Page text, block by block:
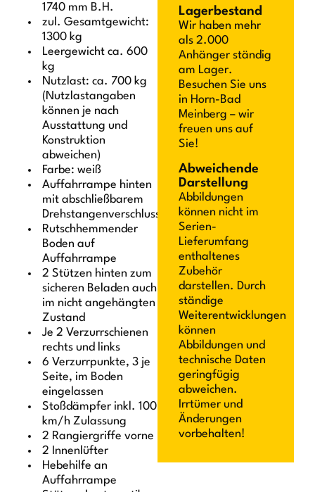
1740 mm B.H.
zul. Gesamtgewicht:
1300 kg
Leergewicht ca. 600
kg
Nutzlast: ca. 700 kg
(Nutzlastangaben
können je nach
Ausstattung und
Konstruktion
abweichen)
Farbe: weiß
Auffahrrampe hinten
mit abschließbarem
Drehstangenverschluss
Rutschhemmender
Boden auf
Auffahrrampe
2 Stützen hinten zum
sicheren Beladen auch
im nicht angehängten
Zustand
Je 2 Verzurrschienen
rechts und links
6 Verzurrpunkte, 3 je
Seite, im Boden
eingelassen
Stoßdämpfer inkl. 100
km/h Zulassung
2 Rangiergriffe vorne
2 Innenlüfter
Hebehilfe an
Auffahrrampe
Lagerbestand
Wir haben mehr
als 2.000
Anhänger ständig
am Lager.
Besuchen Sie uns
in Horn-Bad
Meinberg – wir
freuen uns auf
Sie!
Abweichende
Darstellung
Abbildungen
können nicht im
Serien-
Lieferumfang
enthaltenes
Zubehör
darstellen. Durch
ständige
Weiterentwicklungen
können
Abbildungen und
technische Daten
geringfügig
abweichen.
Irrtümer und
Änderungen
vorbehalten!